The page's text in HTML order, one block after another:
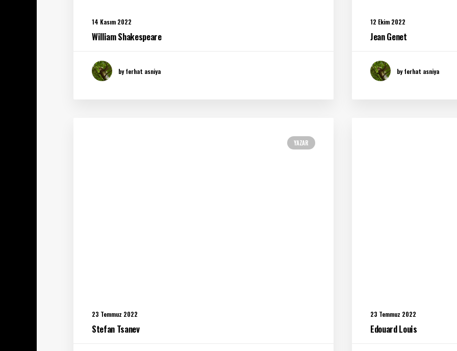
14 Kasım 2022
William Shakespeare
by ferhat asniya
12 Ekim 2022
Jean Genet
by ferhat asniya
YAZAR
23 Temmuz 2022
Stefan Tsanev
23 Temmuz 2022
Edouard Louis